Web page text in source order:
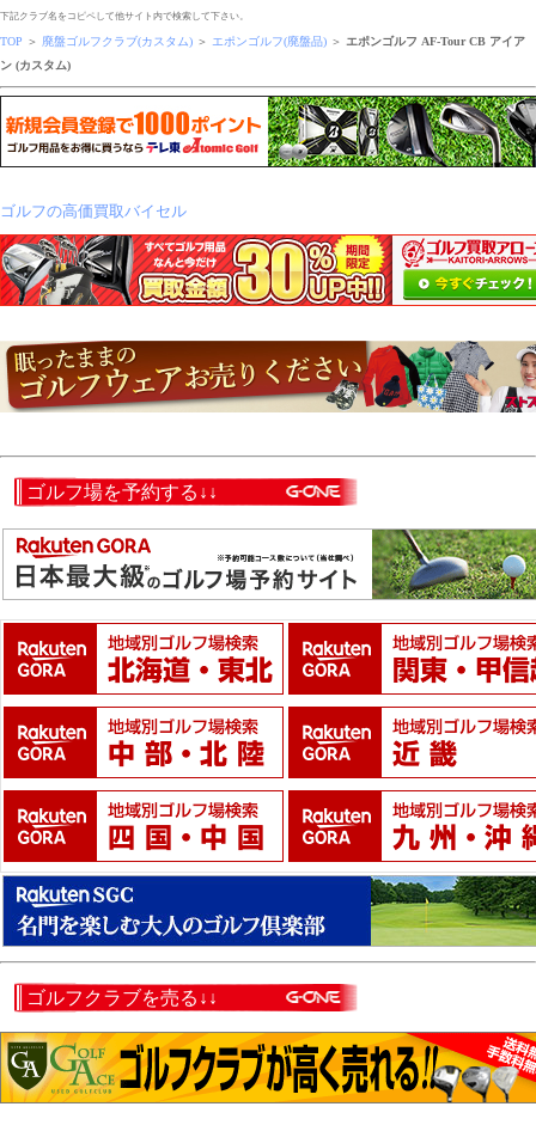
下記クラブ名をコピペして他サイト内で検索して下さい。
TOP ＞ 廃盤ゴルフクラブ(カスタム) ＞ エポンゴルフ(廃盤品) ＞ エポンゴルフ AF-Tour CB アイア
ン (カスタム)
ゴルフの高価買取バイセル
ゴルフ場を予約する↓↓
ゴルフクラブを売る↓↓